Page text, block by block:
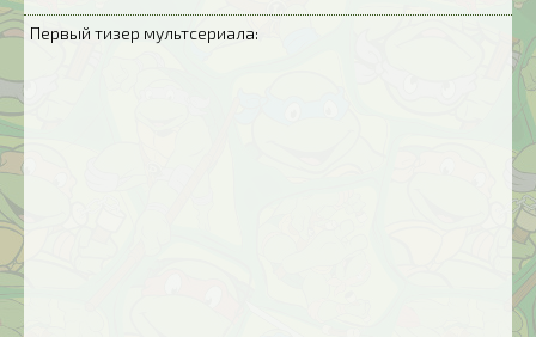
Первый тизер мультсериала: